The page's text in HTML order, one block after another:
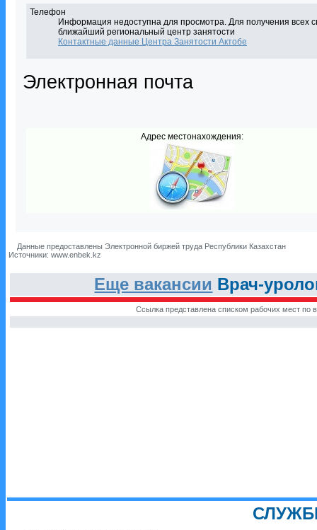
Телефон
Информация недоступна для просмотра. Для получения всех
ближайший региональный центр занятости
Контактные данные Центра Занятости Актобе
Электронная почта
Адрес местонахождения:
Данные предоставлены Электронной биржей труда Республики Казахстан
Источники: www.enbek.kz
Еще вакансии Врач-
Ссылка представлена списком рабочих мест по